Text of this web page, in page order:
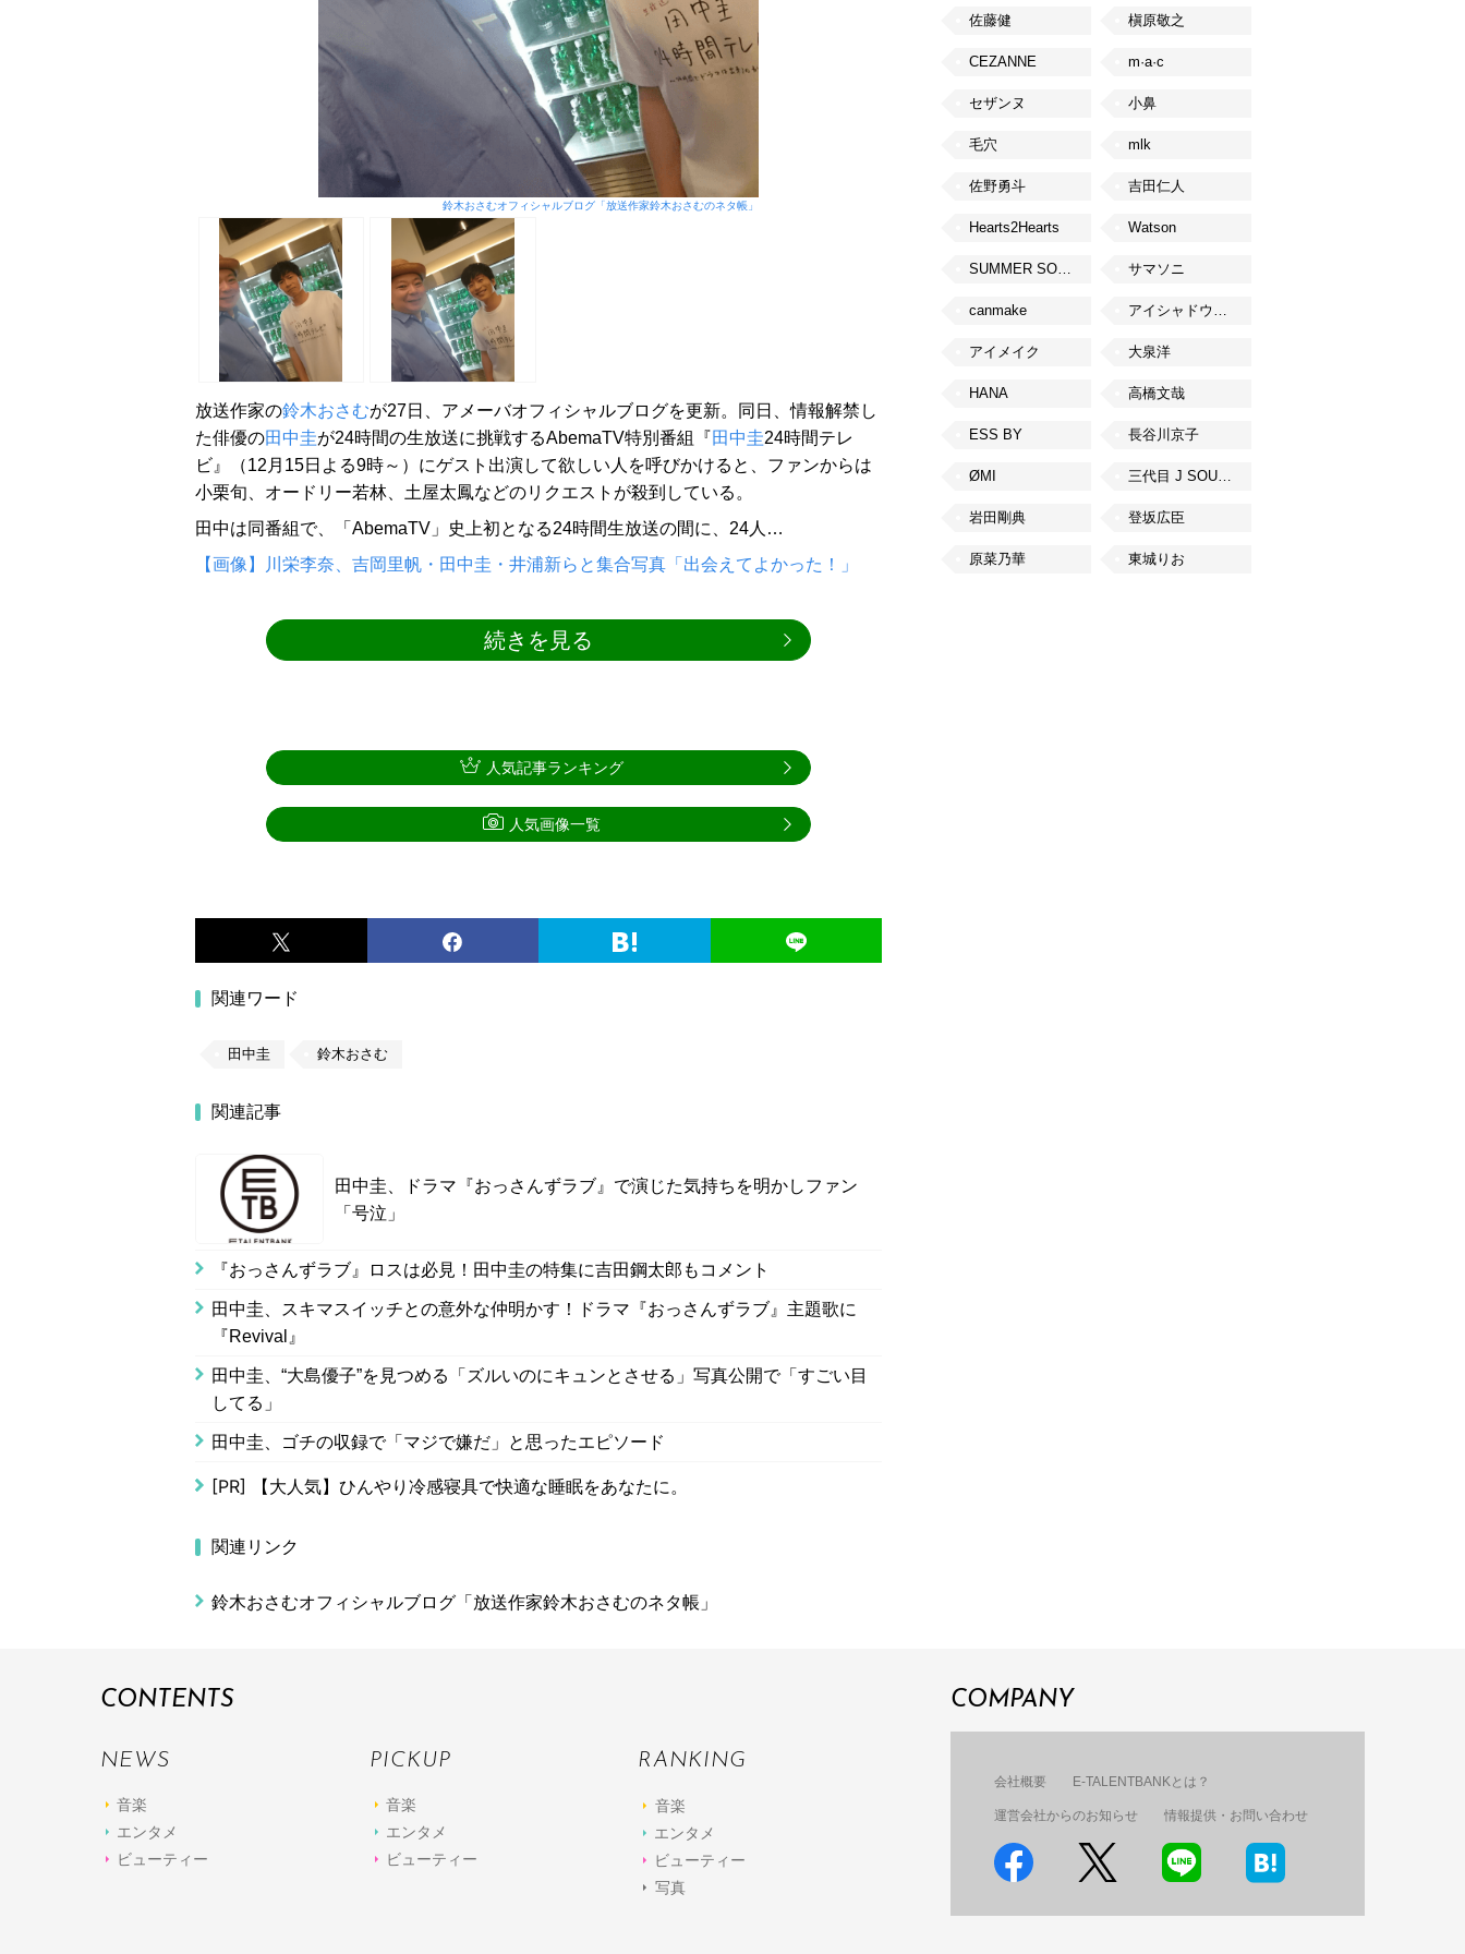
鈴木おさむオフィシャルブログ「放送作家鈴木おさむのネタ帳」
放送作家の鈴木おさむが27日、アメーバオフィシャルブログを更新。同日、情報解禁し
た俳優の田中圭が24時間の生放送に挑戦するAbemaTV特別番組『田中圭24時間テレ
ビ』（12月15日よる9時～）にゲスト出演して欲しい人を呼びかけると、ファンからは
小栗旬、オードリー若林、土屋太鳳などのリクエストが殺到している。
田中は同番組で、「AbemaTV」史上初となる24時間生放送の間に、24人…
【画像】川栄李奈、吉岡里帆・田中圭・井浦新らと集合写真「出会えてよかった！」
続きを見る
関連ワード
田中圭 鈴木おさむ
関連記事
田中圭、ドラマ『おっさんずラブ』で演じた気持ちを明かしファン
「号泣」
『おっさんずラブ』ロスは必見！田中圭の特集に吉田鋼太郎もコメント
田中圭、スキマスイッチとの意外な仲明かす！ドラマ『おっさんずラブ』主題歌に
『Revival』
田中圭、“大島優子”を見つめる「ズルいのにキュンとさせる」写真公開で「すごい目
してる」
田中圭、ゴチの収録で「マジで嫌だ」と思ったエピソード
[PR] 【大人気】ひんやり冷感寝具で快適な睡眠をあなたに。
関連リンク
鈴木おさむオフィシャルブログ「放送作家鈴木おさむのネタ帳」
人気記事ランキング
人気画像一覧
佐藤健 槇原敬之
CEZANNE m·a·c
セザンヌ 小鼻
毛穴 mlk
佐野勇斗 吉田仁人
Hearts2Hearts Watson
SUMMER SONIC サマソニ
canmake アイシャドウベース
アイメイク 大泉洋
HANA 高橋文哉
ESS BY 長谷川京子
ØMI 三代目 J SOUL BROTHERS from EXILE TRIBE
岩田剛典 登坂広臣
原菜乃華 東城りお
CONTENTS
NEWS
音楽
エンタメ
ビューティー
PICKUP
音楽
エンタメ
ビューティー
RANKING
音楽
エンタメ
ビューティー
写真
COMPANY
会社概要 E-TALENTBANKとは？
運営会社からのお知らせ 情報提供・お問い合わせ